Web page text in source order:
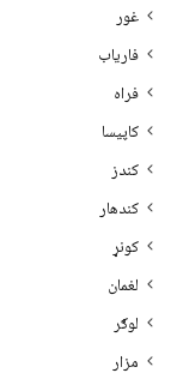
غور
فاریاب
فراه
کاپیسا
کندز
کندهار
کونړ
لغمان
لوګر
مزار